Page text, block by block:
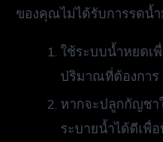
ของคุณไม่ได้รับการรดน้ำ
ใช้ระบบน้ำหยดเ
ปริมาณที่ต้องการ
หากจะปลูกกัญชา
ระบายน้ำได้ดีเพื่